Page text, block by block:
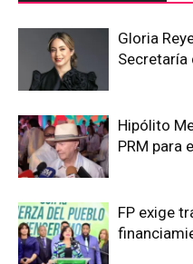
Gloria
Secretaría
Hipólito
PRM para
FP exige